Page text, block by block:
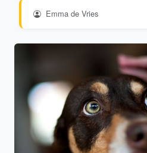
Emma de Vries